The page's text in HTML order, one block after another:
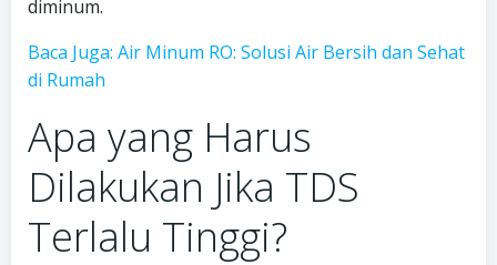
diminum.
Baca Juga: Air Minum RO: Solusi Air Bersih dan Sehat
di Rumah
Apa yang Harus
Dilakukan Jika TDS
Terlalu Tinggi?